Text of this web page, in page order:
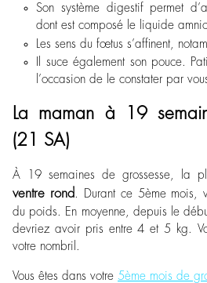
Son système digestif permet
dont est composé le liquide
Les sens du fœtus s’affinent,
Il suce également son pouce.
l’occasion de le constater par
La maman à 19
(21 SA)
À 19 semaines de grossesse, la
ventre rond. Durant ce 5èmemois,
du poids. En moyenne, depuis le
devriez avoir pris entre 4 et 5 kg.
votre nombril.
Vous êtes dans votre 5ème mois de